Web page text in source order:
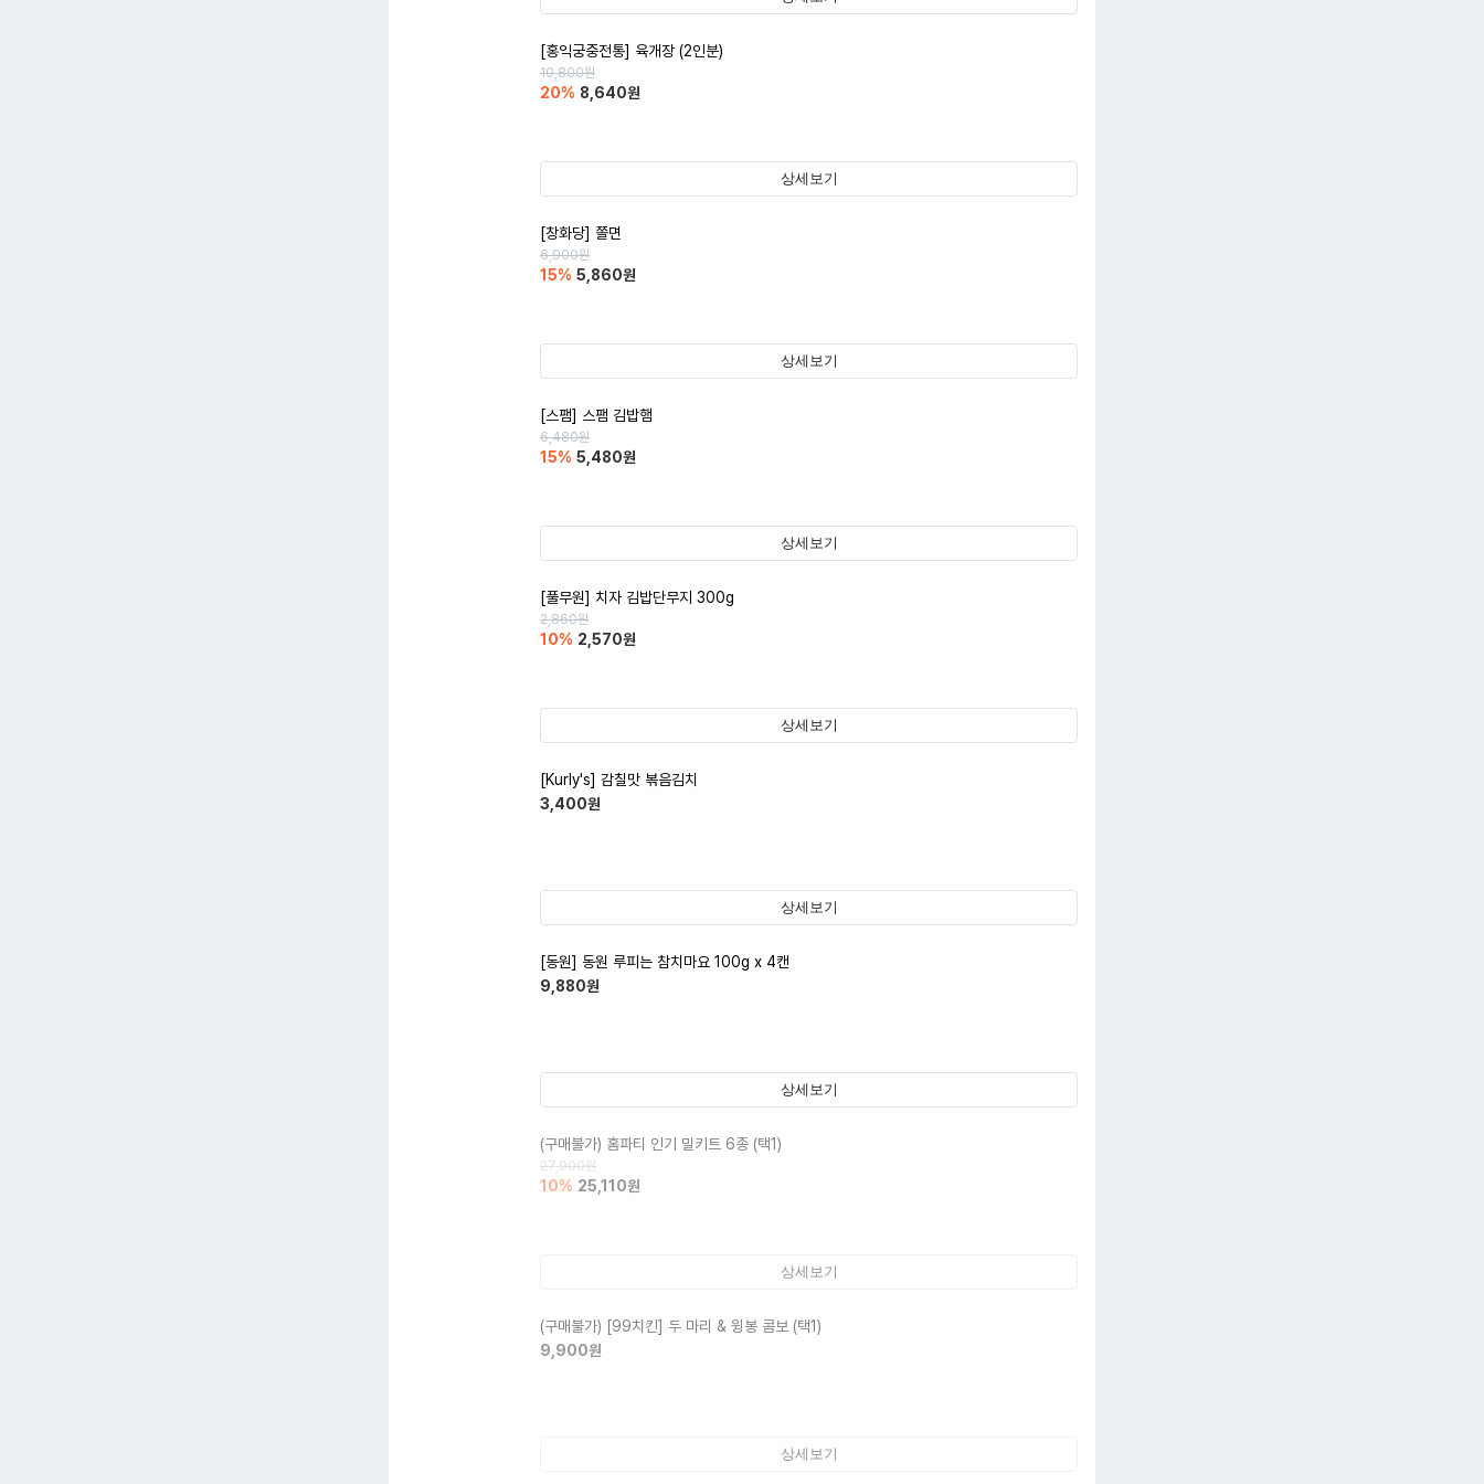
[홍익궁중전통] 육개장 (2인분)
10,800원
20% 8,640원
상세보기
[창화당] 쫄면
6,900원
15% 5,860원
상세보기
[스팸] 스팸 김밥햄
6,480원
15% 5,480원
상세보기
[풀무원] 치자 김밥단무지 300g
2,860원
10% 2,570원
상세보기
[Kurly's] 감칠맛 볶음김치
3,400원
상세보기
[동원] 동원 루피는 참치마요 100g x 4캔
9,880원
상세보기
(구매불가) 홈파티 인기 밀키트 6종 (택1)
27,900원
10% 25,110원
상세보기
(구매불가) [99치킨] 두 마리 & 윙봉 콤보 (택1)
9,900원
상세보기